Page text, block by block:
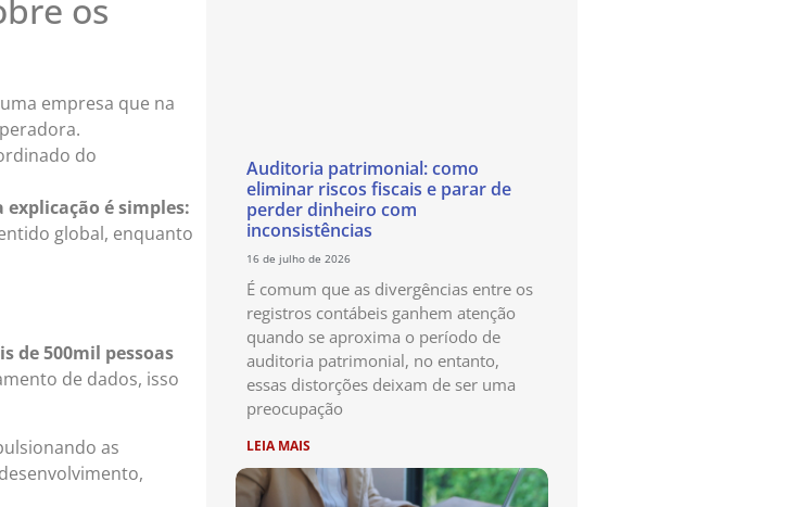
os
empresa que na
do
explicação é simples:
global, enquanto
de 500mil pessoas
de dados, isso
as
Auditoria patrimonial: como
eliminar riscos fiscais e parar de
perder dinheiro com
inconsistências
16 de julho de 2026
É comum que as divergências entre os
registros contábeis ganhem atenção
quando se aproxima o período de
auditoria patrimonial, no entanto,
essas distorções deixam de ser uma
preocupação
LEIA MAIS